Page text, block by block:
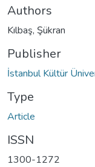
Authors
Kılbaş, Şükran
Publisher
İstanbul Kültür
Type
Article
ISSN
1300-1272